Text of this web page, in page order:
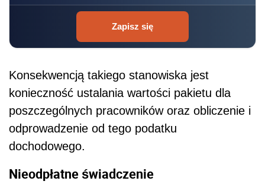
Zapisz się
Konsekwencją takiego stanowiska jest
konieczność ustalania wartości pakietu dla
poszczególnych pracowników oraz obliczenie i
odprowadzenie od tego podatku
dochodowego.
Nieodpłatne świadczenie